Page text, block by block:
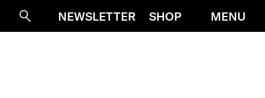
SucheNEWSLETTER SHOP MENU